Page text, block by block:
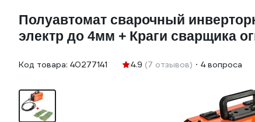
Полуавтомат сварочный
электр до 4мм + Краги сварщика
Код товара: 40277141 4.9 (7 отзывов) 4 вопроса